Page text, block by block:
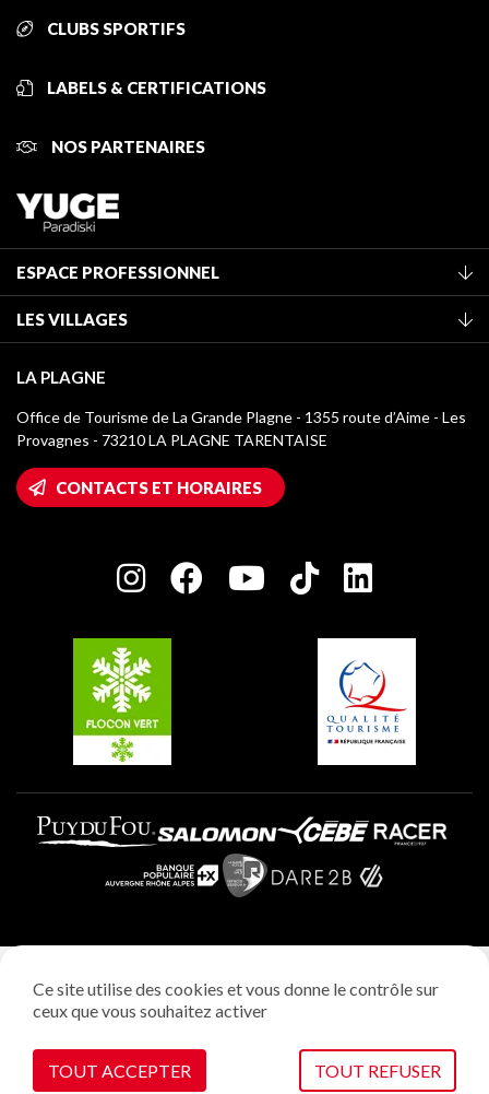
CLUBS SPORTIFS
LABELS & CERTIFICATIONS
NOS PARTENAIRES
ESPACE PROFESSIONNEL
Classement des meublés
Taxe de séjour
Médiathèque
Logos La Plagne
Accès Wifi
Maison des Propriétaires
Charte des Acteurs Engagés
LES VILLAGES
Champagny-en-Vanoise
Montchavin - Les Coches
Plagne 1800
Plagne Villages
Plagne Aime 2000
LA PLAGNE
Office de Tourisme de La Grande Plagne - 1355 route d’Aime - Les
Provagnes - 73210 LA PLAGNE TARENTAISE
CONTACTS ET HORAIRES
Gestion des cookies
Ce site utilise des cookies et vous donne le contrôle sur
ceux que vous souhaitez activer
TOUT ACCEPTER TOUT REFUSER